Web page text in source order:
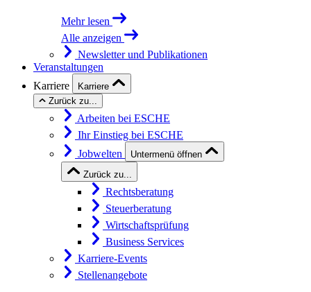
Mehr lesen
Alle anzeigen
Newsletter und Publikationen
Veranstaltungen
Karriere
Karriere
Zurück zu...
Arbeiten bei ESCHE
Ihr Einstieg bei ESCHE
Jobwelten
Untermenü öffnen
Zurück zu...
Rechtsberatung
Steuerberatung
Wirtschaftsprüfung
Business Services
Karriere-Events
Stellenangebote